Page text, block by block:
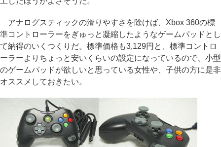
アナログスティックの滑りやすさを除けば、Xbox 360の標
準コントローラーをぎゅっと凝縮したようなゲームパッドとし
て納得のいくつくりだ。標準価格も3,129円と、標準コントロ
ーラーよりちょっと安いくらいの設定になっているので、小型
のゲームパッドが欲しいと思っている女性や、子供の方に是非
オススメしておきたい。